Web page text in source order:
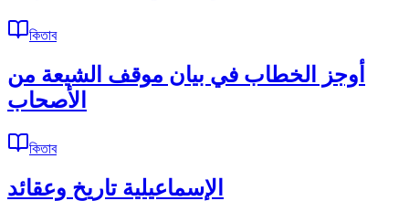
কিতাব
أوجز الخطاب في بيان موقف الشيعة من
الأصحاب
কিতাব
الإسماعيلية تاريخ وعقائد